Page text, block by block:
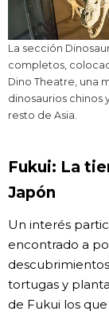
La sección
completos,
Dino Theatre, una
dinosaurios chinos
resto de Asia.
Fukui: La
Japón
Un interés
encontrado a
tortugas y
de Fukui los